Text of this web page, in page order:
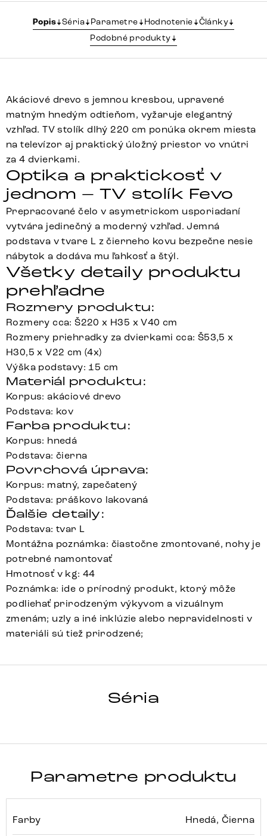
Popis Séria Parametre Hodnotenie
Články
Podobné produkty
Akáciové drevo s jemnou kresbou, upravené
matným hnedým odtieňom, vyžaruje elegantný
vzhľad. TV stolík dlhý 220 cm ponúka okrem miesta
na televízor aj praktický úložný priestor vo vnútri
za 4 dvierkami.
Optika a praktickosť v
jednom – TV stolík Fevo
Prepracované čelo v asymetrickom usporiadaní
vytvára jedinečný a moderný vzhľad. Jemná
podstava v tvare L z čierneho kovu bezpečne nesie
nábytok a dodáva mu ľahkosť a štýl.
Všetky detaily produktu
prehľadne
Rozmery produktu:
Rozmery cca: Š220 x H35 x V40 cm
Rozmery priehradky za dvierkami cca: Š53,5 x
H30,5 x V22 cm (4x)
Výška podstavy: 15 cm
Materiál produktu:
Korpus: akáciové drevo
Podstava: kov
Farba produktu:
Korpus: hnedá
Podstava: čierna
Povrchová úprava:
Korpus: matný, zapečatený
Podstava: práškovo lakovaná
Ďalšie detaily:
Podstava: tvar L
Montážna poznámka: čiastočne zmontované, nohy je
potrebné namontovať
Hmotnosť v kg: 44
Poznámka: ide o prírodný produkt, ktorý môže
podliehať prirodzeným výkyvom a vizuálnym
zmenám; uzly a iné inklúzie alebo nepravidelnosti v
materiáli sú tiež prirodzené;
Séria
Parametre produktu
Farby Hnedá, Čierna